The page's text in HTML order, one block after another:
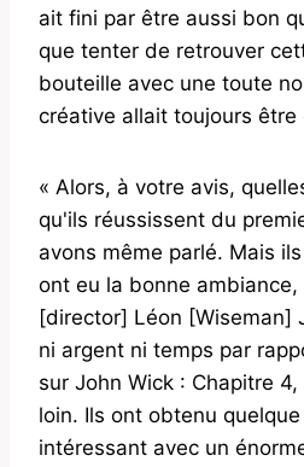
ait fini par être aussi bon
que tenter de retrouver
bouteille avec une toute
créative allait toujours être
« Alors, à votre avis,
qu'ils réussissent du
avons même parlé. Mais
ont eu la bonne ambiance,
[director] Léon [Wiseman]
ni argent ni temps par
sur John Wick : Chapitre
loin. Ils ont obtenu
intéressant avec un